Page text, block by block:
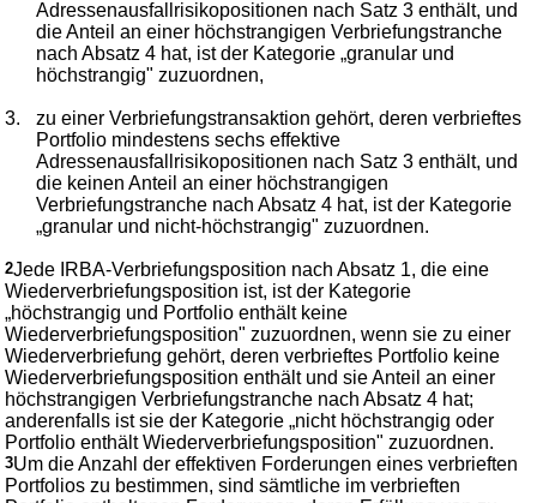
Adressenausfallrisikopositionen nach Satz 3 enthält, und
die Anteil an einer höchstrangigen Verbriefungstranche
nach Absatz 4 hat, ist der Kategorie „granular und
höchstrangig" zuzuordnen,
3.
zu einer Verbriefungstransaktion gehört, deren verbrieftes
Portfolio mindestens sechs effektive
Adressenausfallrisikopositionen nach Satz 3 enthält, und
die keinen Anteil an einer höchstrangigen
Verbriefungstranche nach Absatz 4 hat, ist der Kategorie
„granular und nicht-höchstrangig" zuzuordnen.
2Jede IRBA-Verbriefungsposition nach Absatz 1, die eine
Wiederverbriefungsposition ist, ist der Kategorie
„höchstrangig und Portfolio enthält keine
Wiederverbriefungsposition" zuzuordnen, wenn sie zu einer
Wiederverbriefung gehört, deren verbrieftes Portfolio keine
Wiederverbriefungsposition enthält und sie Anteil an einer
höchstrangigen Verbriefungstranche nach Absatz 4 hat;
anderenfalls ist sie der Kategorie „nicht höchstrangig oder
Portfolio enthält Wiederverbriefungsposition" zuzuordnen.
3Um die Anzahl der effektiven Forderungen eines verbrieften
Portfolios zu bestimmen, sind sämtliche im verbrieften